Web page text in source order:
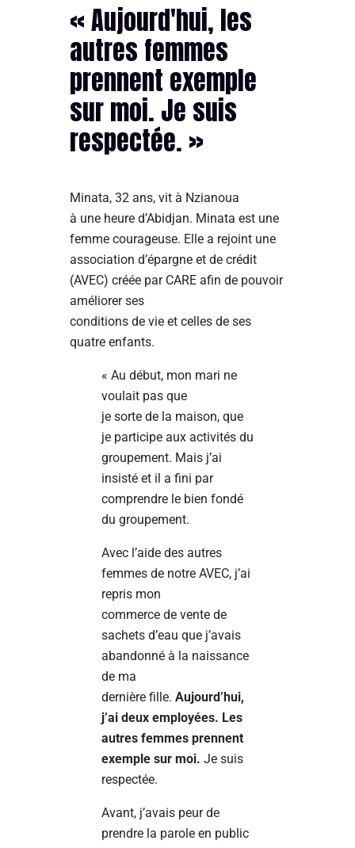
« Aujourd'hui, les
autres femmes
prennent exemple
sur moi. Je suis
respectée. »
Minata, 32 ans, vit à Nzianoua
à une heure d’Abidjan. Minata est une
femme courageuse. Elle a rejoint une
association d’épargne et de crédit
(AVEC) créée par CARE afin de pouvoir
améliorer ses
conditions de vie et celles de ses
quatre enfants.
« Au début, mon mari ne
voulait pas que
je sorte de la maison, que
je participe aux activités du
groupement. Mais j’ai
insisté et il a fini par
comprendre le bien fondé
du groupement.
Avec l’aide des autres
femmes de notre AVEC, j’ai
repris mon
commerce de vente de
sachets d’eau que j’avais
abandonné à la naissance
de ma
dernière fille. Aujourd’hui,
j’ai deux employées. Les
autres femmes prennent
exemple sur moi. Je suis
respectée.
Avant, j’avais peur de
prendre la parole en public